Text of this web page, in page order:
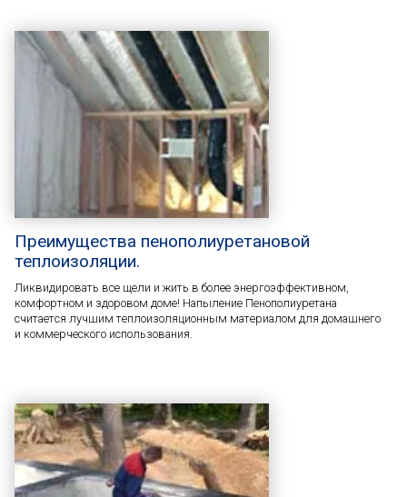
Преимущества пенополиуретановой
теплоизоляции.
Ликвидировать все щели и жить в более энергоэффективном,
комфортном и здоровом доме! Напыление Пенополиуретана
считается лучшим теплоизоляционным материалом для домашнего
и коммерческого использования.